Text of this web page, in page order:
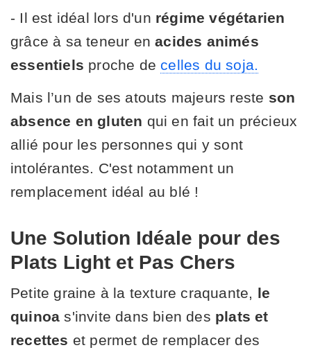
- Il est idéal lors d'un régime végétarien
grâce à sa teneur enacides animés
essentiels proche de celles du soja.
Mais l’un de ses atouts majeurs reste son
absence en gluten qui en fait un précieux
allié pour les personnes qui y sont
intolérantes. C'est notamment un
remplacement idéal au blé !
Une Solution Idéale pour des
Plats Light et Pas Chers
Petite graine à la texture craquante, le
quinoas'invite dans bien des plats et
recettes et permet de remplacer des